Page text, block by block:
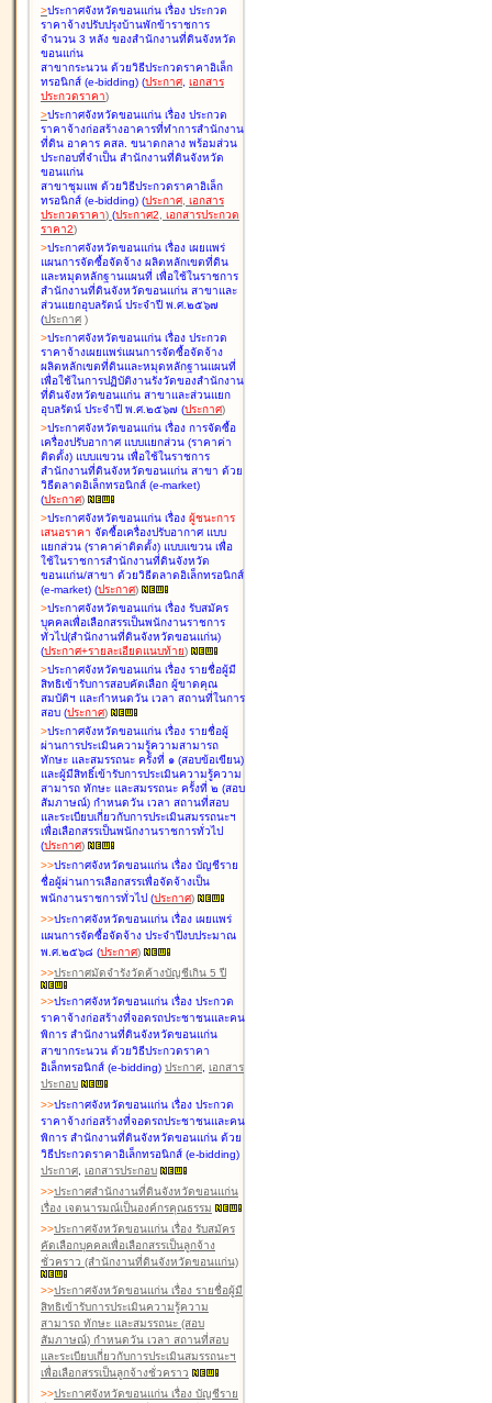
>ประกาศจังหวัดขอนแก่น เรื่อง ประกวด
ราคาจ้างปรับปรุงบ้านพักข้าราชการ
จำนวน 3 หลัง ของสำนักงานที่ดินจังหวัด
ขอนแก่น
สาขากระนวน ด้วยวิธีประกวดราคาอิเล็ก
ทรอนิกส์ (e-bidding) (ประกาศ, เอกสาร
ประกวดราคา)
>ประกาศจังหวัดขอนแก่น เรื่อง ประกวด
ราคาจ้างก่อสร้างอาคารที่ทำการสำนักงาน
ที่ดิน อาคาร คสล. ขนาดกลาง พร้อมส่วน
ประกอบที่จำเป็น สำนักงานที่ดินจังหวัด
ขอนแก่น
สาขาชุมแพ ด้วยวิธีประกวดราคาอิเล็ก
ทรอนิกส์ (e-bidding) (ประกาศ, เอกสาร
ประกวดราคา) (ประกาศ2, เอกสารประกวด
ราคา2)
>ประกาศจังหวัดขอนแก่น เรื่อง เผยแพร่
แผนการจัดซื้อจัดจ้าง ผลิตหลักเขตที่ดิน
และหมุดหลักฐานแผนที่ เพื่อใช้ในราชการ
สำนักงานที่ดินจังหวัดขอนแก่น สาขาและ
ส่วนแยกอุบลรัตน์ ประจำปี พ.ศ.๒๕๖๗
(ประกาศ )
>ประกาศจังหวัดขอนแก่น เรื่อง ประกวด
ราคาจ้างเผยแพร่แผนการจัดซื้อจัดจ้าง
ผลิตหลักเขตที่ดินและหมุดหลักฐานแผนที่
เพื่อใช้ในการปฏิบัติงานรังวัดของสำนักงาน
ที่ดินจังหวัดขอนแก่น สาขาและส่วนแยก
อุบลรัตน์ ประจำปี พ.ศ.๒๕๖๗ (ประกาศ)
>ประกาศจังหวัดขอนแก่น เรื่อง การจัดซื้อ
เครื่องปรับอากาศ แบบแยกส่วน (ราคาค่า
ติดตั้ง) แบบแขวน เพื่อใช้ในราชการ
สำนักงานที่ดินจังหวัดขอนแก่น สาขา ด้วย
วิธีตลาดอิเล็กทรอนิกส์ (e-market)
(ประกาศ)
>ประกาศจังหวัดขอนแก่น เรื่อง ผู้ชนะการ
เสนอราคา จัดซื้อเครื่องปรับอากาศ แบบ
แยกส่วน (ราคาค่าติดตั้ง) แบบแขวน เพื่อ
ใช้ในราชการสำนักงานที่ดินจังหวัด
ขอนแก่น/สาขา ด้วยวิธีตลาดอิเล็กทรอนิกส์
(e-market) (ประกาศ)
>ประกาศจังหวัดขอนแก่น เรื่อง รับสมัคร
บุคคลเพื่อเลือกสรรเป็นพนักงานราชการ
ทั่วไป(สำนักงานที่ดินจังหวัดขอนแก่น)
(ประกาศ+รายละเอียดแนบท้าย)
>ประกาศจังหวัดขอนแก่น เรื่อง รายชื่อผู้มี
สิทธิเข้ารับการสอบคัดเลือก ผู้ขาดคุณ
สมบัติฯ และกำหนดวัน เวลา สถานที่ในการ
สอบ (ประกาศ)
>ประกาศจังหวัดขอนแก่น เรื่อง รายชื่อผู้
ผ่านการประเมินความรู้ความสามารถ
ทักษะ และสมรรถนะ ครั้งที่ ๑ (สอบข้อเขียน)
และผู้มีสิทธิ์เข้ารับการประเมินความรู้ความ
สามารถ ทักษะ และสมรรถนะ ครั้งที่ ๒ (สอบ
สัมภาษณ์) กำหนดวัน เวลา สถานที่สอบ
และระเบียบเกี่ยวกับการประเมินสมรรถนะฯ
เพื่อเลือกสรรเป็นพนักงานราชการทั่วไป
(ประกาศ)
>>ประกาศจังหวัดขอนแก่น เรื่อง บัญชีราย
ชื่อผู้ผ่านการเลือกสรรเพื่อจัดจ้างเป็น
พนักงานราชการทั่วไป (ประกาศ)
>>ประกาศจังหวัดขอนแก่น เรื่อง เผยแพร่
แผนการจัดซื้อจัดจ้าง ประจำปีงบประมาณ
พ.ศ.๒๕๖๘ (ประกาศ)
>>ประกาศมัดจำรังวัดค้างบัญชีเกิน 5 ปี
>>ประกาศจังหวัดขอนแก่น เรื่อง ประกวด
ราคาจ้างก่อสร้างที่จอดรถประชาชนและคน
พิการ สำนักงานที่ดินจังหวัดขอนแก่น
สาขากระนวน ด้วยวิธีประกวดราคา
อิเล็กทรอนิกส์ (e-bidding) ประกาศ, เอกสาร
ประกอบ
>>ประกาศจังหวัดขอนแก่น เรื่อง ประกวด
ราคาจ้างก่อสร้างที่จอดรถประชาชนและคน
พิการ สำนักงานที่ดินจังหวัดขอนแก่น ด้วย
วิธีประกวดราคาอิเล็กทรอนิกส์ (e-bidding)
ประกาศ, เอกสารประกอบ
>>ประกาศสำนักงานที่ดินจังหวัดขอนแก่น
เรื่อง เจตนารมณ์เป็นองค์กรคุณธรรม
>>ประกาศจังหวัดขอนแก่น เรื่อง รับสมัคร
คัดเลือกบุคคลเพื่อเลือกสรรเป็นลูกจ้าง
ชั่วคราว (สำนักงานที่ดินจังหวัดขอนแก่น)
>>ประกาศจังหวัดขอนแก่น เรื่อง รายชื่อผู้มี
สิทธิเข้ารับการประเมินความรู้ความ
สามารถ ทักษะ และสมรรถนะ (สอบ
สัมภาษณ์) กำหนดวัน เวลา สถานที่สอบ
และระเบียบเกี่ยวกับการประเมินสมรรถนะฯ
เพื่อเลือกสรรเป็นลูกจ้างชั่วคราว
>>ประกาศจังหวัดขอนแก่น เรื่อง บัญชีราย